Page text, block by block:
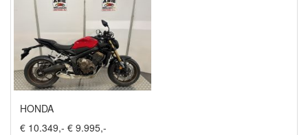
HONDA
€ 10.349,- € 9.995,-